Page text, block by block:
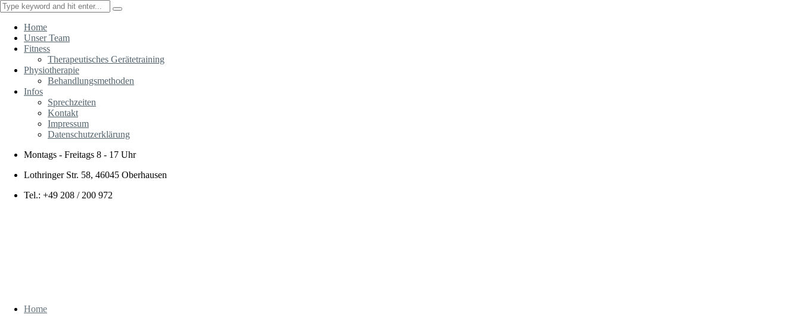
Home
Unser Team
Fitness
Therapeutisches Gerätetraining
Physiotherapie
Behandlungsmethoden
Infos
Sprechzeiten
Kontakt
Impressum
Datenschutzerklärung
Montags - Freitags 8 - 17 Uhr
Lothringer Str. 58, 46045 Oberhausen
Tel.: +49 208 / 200 972
Home